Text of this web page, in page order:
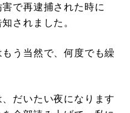
で再逮捕された時に
されました。
う当然で、何度でも繰
だいたい夜になります